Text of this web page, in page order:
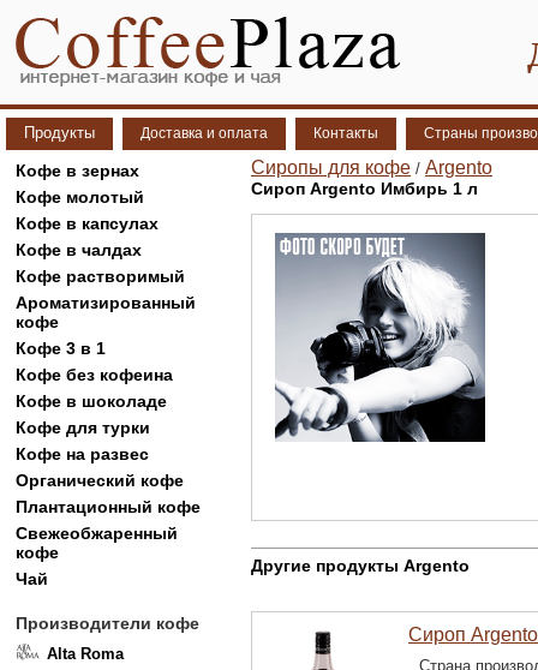
Продукты Доставка и оплата Контакты Страны
Кофе в зернах
Кофе молотый
Кофе в капсулах
Кофе в чалдах
Кофе растворимый
Ароматизированный
кофе
Кофе 3 в 1
Кофе без кофеина
Кофе в шоколаде
Кофе для турки
Кофе на развес
Органический кофе
Плантационный кофе
Свежеобжаренный
кофе
Чай
Производители кофе
Alta Roma
Сиропы для кофе / Argento
Сироп Argento Имбирь 1 л
Другие продукты Argento
Сироп
Страна